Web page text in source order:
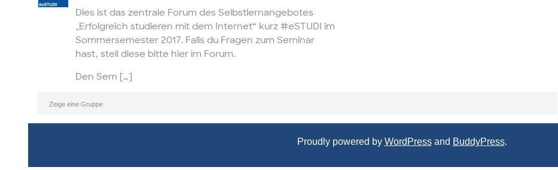
Dies ist das zentrale Forum des Selbstlernangebotes
„Erfolgreich studieren mit dem Internet“ kurz #eSTUDI im
Sommersemester 2017. Falls du Fragen zum Seminar
hast, stell diese bitte hier im Forum.
Den Sem […]
Zeige eine Gruppe
Proudly powered by WordPressand BuddyPress.